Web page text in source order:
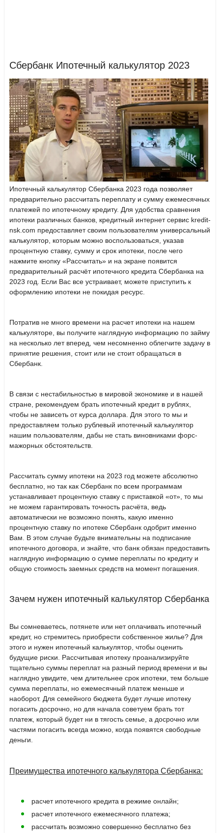
Сбербанк Ипотечный калькулятор 2023
Ипотечный калькулятор Сбербанка 2023 года позволяет
предварительно рассчитать переплату и сумму ежемесячных
платежей по ипотечному кредиту. Для удобства сравнения
ипотеки различных банков, кредитный интернет сервис kredit-
nsk.com предоставляет своим пользователям универсальный
калькулятор, которым можно воспользоваться, указав
процентную ставку, сумму и срок ипотеки, после чего
нажмите кнопку «Рассчитать» и на экране появится
предварительный расчёт ипотечного кредита Сбербанка на
2023 год. Если Вас все устраивает, можете приступить к
оформлению ипотеки не покидая ресурс.
Потратив не много времени на расчет ипотеки на нашем
калькуляторе, вы получите наглядную информацию по займу
на несколько лет вперед, чем несомненно облегчите задачу в
принятие решения, стоит или не стоит обращаться в
Сбербанк.
В связи с нестабильностью в мировой экономике и в нашей
стране, рекомендуем брать ипотечный кредит в рублях,
чтобы не зависеть от курса доллара. Для этого то мы и
предоставляем только рублевый ипотечный калькулятор
нашим пользователям, дабы не стать виновниками форс-
мажорных обстоятельств.
Рассчитать сумму ипотеки на 2023 год можете абсолютно
бесплатно, но так как Сбербанк по всем программам
устанавливает процентную ставку с приставкой «от», то мы
не можем гарантировать точность расчёта, ведь
автоматически не возможно понять, какую именно
процентную ставку по ипотеке Сбербанк одобрит именно
Вам. В этом случае будьте внимательны на подписание
ипотечного договора, и знайте, что банк обязан предоставить
наглядную информацию о сумме переплаты по кредиту и
общую стоимость заемных средств на момент погашения.
Зачем нужен ипотечный калькулятор Сбербанка
Вы сомневаетесь, потянете или нет оплачивать ипотечный
кредит, но стремитесь приобрести собственное жилье? Для
этого и нужен ипотечный калькулятор, чтобы оценить
будущие риски. Рассчитывая ипотеку проанализируйте
тщательно суммы переплат на разный период времени и вы
наглядно увидите, чем длительнее срок ипотеки, тем больше
сумма переплаты, но ежемесячный платеж меньше и
наоборот. Для семейного бюджета будет лучше ипотеку
погасить досрочно, но для начала советуем брать тот
платеж, который будет ни в тягость семье, а досрочно или
частями погасить всегда можно, когда появятся свободные
деньги.
Преимущества ипотечного калькулятора Сбербанка:
расчет ипотечного кредита в режиме онлайн;
расчет ипотечного ежемесячного платежа;
рассчитать возможно совершенно бесплатно без